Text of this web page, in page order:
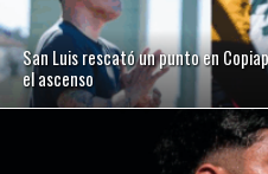
San Luis rescató un punto en
el ascenso